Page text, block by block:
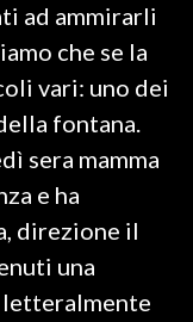
ad ammirarli
che se la
vari: uno dei
fontana.
sera mamma
e ha
direzione il
una